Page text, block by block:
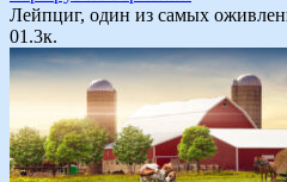
Лейпциг, один из самых
01.3к.